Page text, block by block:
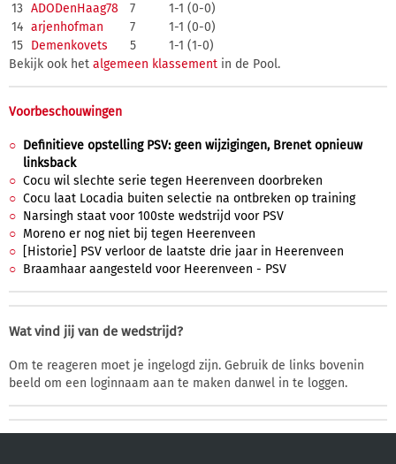
13 ADODenHaag78 7
1-1 (0-0)
14 arjenhofman 7
1-1 (0-0)
15 Demenkovets 5
1-1 (1-0)
Bekijk ook het algemeen klassement in de Pool.
Voorbeschouwingen
Definitieve opstelling PSV: geen wijzigingen, Brenet opnieuw
linksback
Cocu wil slechte serie tegen Heerenveen doorbreken
Cocu laat Locadia buiten selectie na ontbreken op training
Narsingh staat voor 100ste wedstrijd voor PSV
Moreno er nog niet bij tegen Heerenveen
[Historie] PSV verloor de laatste drie jaar in Heerenveen
Braamhaar aangesteld voor Heerenveen - PSV
Wat vind jij van de wedstrijd?
Om te reageren moet je ingelogd zijn. Gebruik de links bovenin
beeld om een loginnaam aan te maken danwel in te loggen.